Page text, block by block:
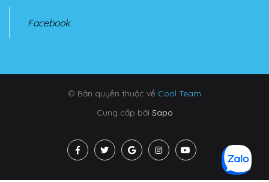
Facebook
© Bản quyền thuộc về Cool Team
Cung cấp bởi Sapo